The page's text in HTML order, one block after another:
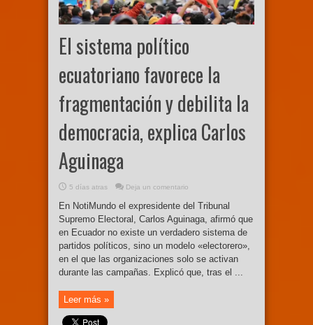
El sistema político
ecuatoriano favorece la
fragmentación y debilita la
democracia, explica Carlos
Aguinaga
5 días atras Deja un comentario
En NotiMundo el expresidente del Tribunal
Supremo Electoral, Carlos Aguinaga, afirmó que
en Ecuador no existe un verdadero sistema de
partidos políticos, sino un modelo «electorero»,
en el que las organizaciones solo se activan
durante las campañas. Explicó que, tras el ...
Leer más »